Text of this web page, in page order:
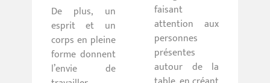
De plus, un
esprit et un
corps en pleine
forme donnent
l’envie de
faisant
attention aux
personnes
présentes
autour de la